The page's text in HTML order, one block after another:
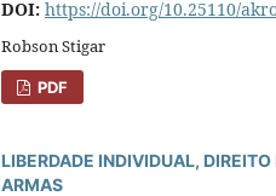
DOI: https://doi.org/10.25110/
Robson Stigar
PDF
LIBERDADE INDIVIDUAL,
ARMAS